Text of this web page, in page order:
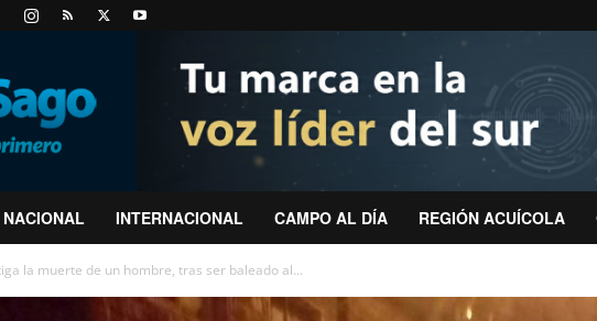
NACIONAL INTERNACIONAL CAMPO AL DÍA REGIÓN ACUÍCOLA
la muerte de un hombre, tras ser baleado al...